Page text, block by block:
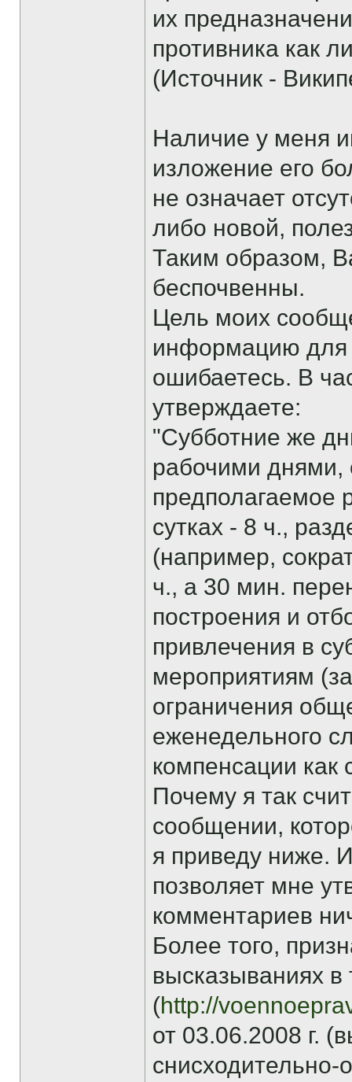
их
противника как
(Источник -
Наличие у меня
изложение его
не означает
либо новой,
Таким образом,
беспочвенны.
Цель моих
информацию для
ошибаетесь. В
утверждаете:
"Субботние же
рабочими днями,
предполагаемое
сутках - 8 ч.,
(например,
ч., а 30 мин.
построения и
привлечения в
мероприятиям
ограничения
еженедельного
компенсации как
Почему я так
сообщении,
я приведу ниже.
позволяет мне
комментариев
Более того,
высказываниях
(http://
от 03.06.2008 г.